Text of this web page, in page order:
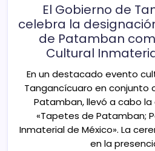
El Gobierno de
celebra la
de Patamban
Cultural
En un destacado evento
Tangancícuaro en conjunto
Patamban, llevó a cabo
«Tapetes de Patamban;
Inmaterial de México». La
en la